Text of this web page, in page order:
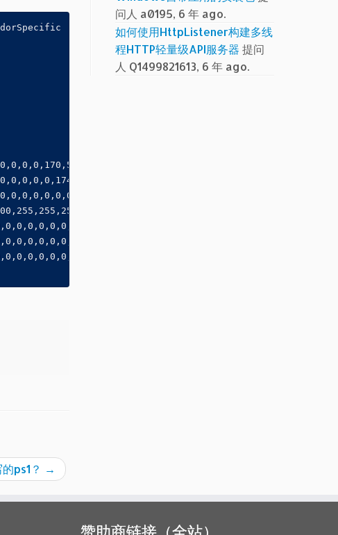
ps1？ →
问人 a0195, 6 年 ago.
如何使用HttpListener构建多线
程HTTP轻量级API服务器 提问
人 Q1499821613, 6 年 ago.